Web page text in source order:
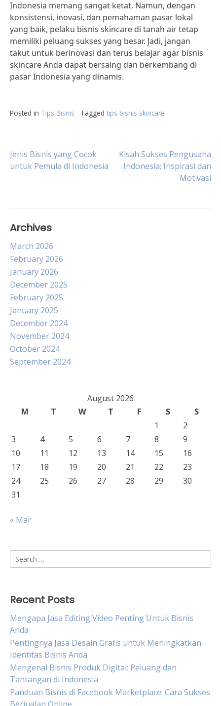
Indonesia memang sangat ketat. Namun, dengan
konsistensi, inovasi, dan pemahaman pasar lokal
yang baik, pelaku bisnis skincare di tanah air tetap
memiliki peluang sukses yang besar. Jadi, jangan
takut untuk berinovasi dan terus belajar agar bisnis
skincare Anda dapat bersaing dan berkembang di
pasar Indonesia yang dinamis.
Posted in Tips Bisnis Tagged tips bisnis skincare
Post
Jenis Bisnis yang Cocok
untuk Pemula di Indonesia
Kisah Sukses Pengusaha
Indonesia: Inspirasi dan
Motivasi
Archives
March 2026
February 2026
January 2026
December 2025
February 2025
January 2025
December 2024
November 2024
October 2024
September 2024
August 2026
M
T W T F S
S
1
2
3
4 5 6 7 8
9
10
11 12 13 14 15
16
17
18 19 20 21 22
23
24
25 26 27 28 29
30
31
« Mar
Search
for:
Recent Posts
Mengapa Jasa Editing Video Penting Untuk Bisnis
Anda
Pentingnya Jasa Desain Grafis untuk Meningkatkan
Identitas Bisnis Anda
Mengenal Bisnis Produk Digital: Peluang dan
Tantangan di Indonesia
Panduan Bisnis di Facebook Marketplace: Cara Sukses